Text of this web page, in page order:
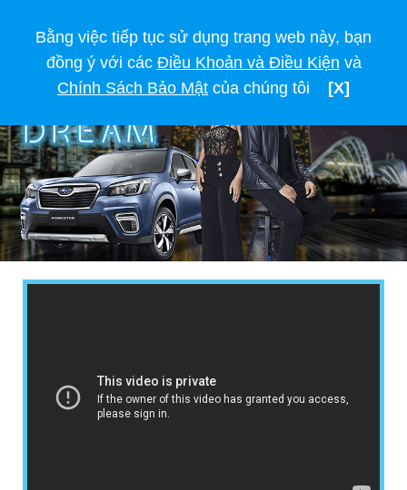
Bằng việc tiếp tục sử dụng trang web này, bạn
đồng ý với các Điều Khoản và Điều Kiện và
Chính Sách Bảo Mật của chúng tôi [X]